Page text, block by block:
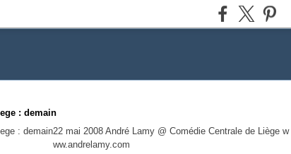
: demain
22 mai 2008 André Lamy @ Comédie Centrale de Liège w
ww.andrelamy.com